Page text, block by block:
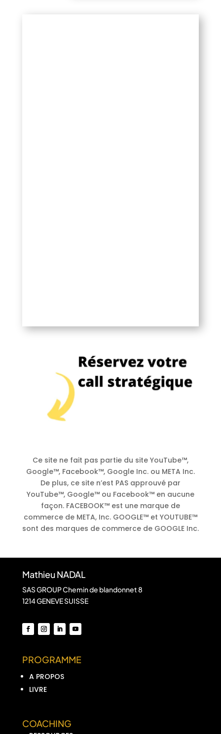
Ce site ne fait pas partie du site YouTube™,
Google™, Facebook™, Google Inc. ou META Inc.
De plus, ce site n’est PAS approuvé par
YouTube™, Google™ ou Facebook™ en aucune
façon. FACEBOOK™ est une marque de
commerce de META, Inc. GOOGLE™ et YOUTUBE™
sont des marques de commerce de GOOGLE Inc.
Mathieu NADAL
SAS GROUP Chemin de blandonnet 8
1214 GENEVE SUISSE
PROGRAMME
A PROPOS
LIVRE
COACHING